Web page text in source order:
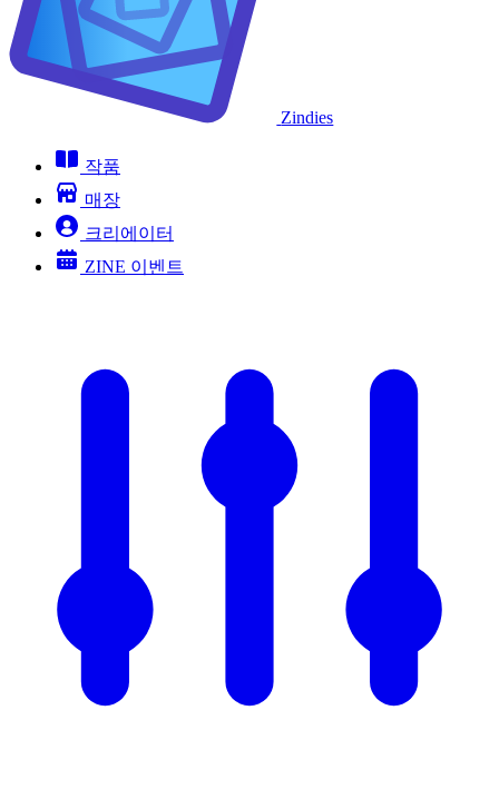
Zindies
작품
매장
크리에이터
ZINE 이벤트